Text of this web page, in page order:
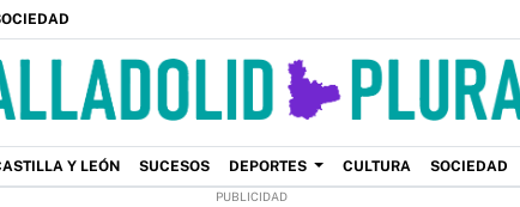
Y LEÓN SUCESOS DEPORTES CULTURA SOCIEDAD